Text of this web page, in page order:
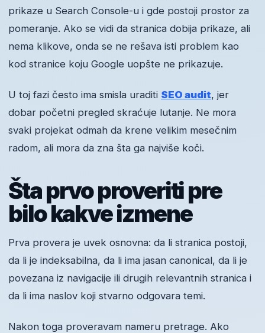
prikaze u Search Console-u i gde postoji prostor za
pomeranje. Ako se vidi da stranica dobija prikaze, ali
nema klikove, onda se ne rešava isti problem kao
kod stranice koju Google uopšte ne prikazuje.
U toj fazi često ima smisla uraditi SEO audit, jer
dobar početni pregled skraćuje lutanje. Ne mora
svaki projekat odmah da krene velikim mesečnim
radom, ali mora da zna šta ga najviše koči.
Šta prvo proveriti pre
bilo kakve izmene
Prva provera je uvek osnovna: da li stranica postoji,
da li je indeksabilna, da li ima jasan canonical, da li je
povezana iz navigacije ili drugih relevantnih stranica i
da li ima naslov koji stvarno odgovara temi.
Nakon toga proveravam nameru pretrage. Ako